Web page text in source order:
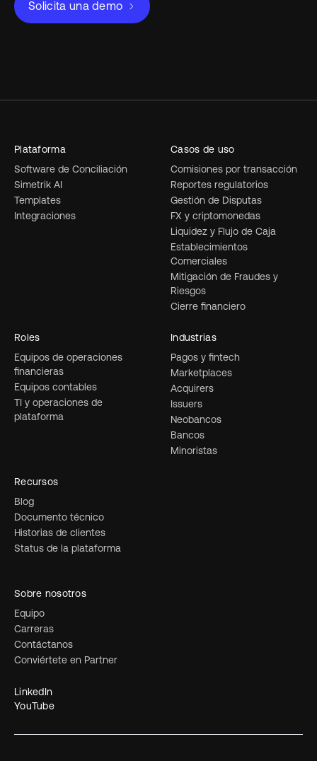
Solicita una demo
Plataforma
Software de Conciliación
Simetrik AI
Templates
Integraciones
Casos de uso
Comisiones por transacción
Reportes regulatorios
Gestión de Disputas
FX y criptomonedas
Liquidez y Flujo de Caja
Establecimientos
Comerciales
Mitigación de Fraudes y
Riesgos
Cierre financiero
Industrias
Pagos y fintech
Marketplaces
Acquirers
Issuers
Neobancos
Bancos
Minoristas
Roles
Equipos de operaciones
financieras
Equipos contables
TI y operaciones de
plataforma
Recursos
Blog
Documento técnico
Historias de clientes
Status de la plataforma
Sobre nosotros
Equipo
Carreras
Contáctanos
Conviértete en Partner
LinkedIn
YouTube